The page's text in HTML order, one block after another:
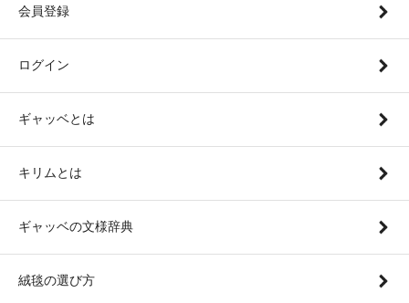
会員登録
ログイン
ギャッベとは
キリムとは
ギャッベの文様辞典
絨毯の選び方